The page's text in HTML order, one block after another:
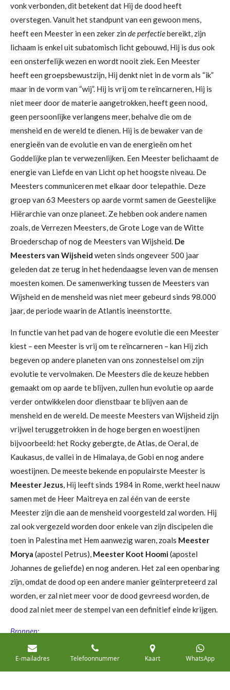
vonk verbonden, dit betekent dat Hij de dood heeft
overstegen. Vanuit het standpunt van een gewoon mens,
heeft een Meester in een zeker zin de perfectiebereikt, zijn
lichaam is enkel uit subatomisch licht gebouwd, Hij is dus ook
een onsterfelijk wezen en wordt nooit ziek. Een Meester
heeft een groepsbewustzijn, Hij denkt niet in de vorm als “ik”
maar in de vorm van “wij”. Hij is vrij om te reïncarneren, Hij is
niet meer door de materie aangetrokken, heeft geen nood,
geen persoonlijke verlangens meer, behalve die om de
mensheid en de wereld te dienen. Hij is de bewaker van de
energieën van de evolutie en van de energieën om het
Goddelijke plan te verwezenlijken. Een Meester belichaamt de
energie van Liefde en van Licht op het hoogste niveau. De
Meesters communiceren met elkaar door telepathie. Deze
groep van 63 Meesters op aarde vormt samen de Geestelijke
Hiërarchie van onze planeet. Ze hebben ook andere namen
zoals, de Verrezen Meesters, de Grote Loge van de Witte
Broederschap of nog de Meesters van Wijsheid. De
Meesters van Wijsheid weten sinds ongeveer 500 jaar
geleden dat ze terug in het hedendaagse leven van de mensen
moesten komen. De samenwerking tussen de Meesters van
Wijsheid en de mensheid was niet meer gebeurd sinds 98.000
jaar, de periode waarin de Atlantis ineenstortte.
In functie van het pad van de hogere evolutie die een Meester
kiest – een Meester is vrij om te reïncarneren – kan Hij zich
begeven op andere planeten van ons zonnestelsel om zijn
evolutie te vervolmaken. De Meesters die de keuze hebben
gemaakt om op aarde te blijven, zullen hun evolutie op aarde
verder ontwikkelen door dienstbaar te blijven aan de
mensheid en de wereld. De meeste Meesters van Wijsheid zijn
vrijwel teruggetrokken in de hoge bergen en woestijnen
bijvoorbeeld: het Rocky gebergte, de Atlas, de Oeral, de
Kaukasus, de vallei in de Himalaya, de Gobi en nog andere
woestijnen. De meeste bekende en populairste Meester is
Meester Jezus , Hij leeft sinds 1984 in Rome, werkt heel nauw
samen met de Heer Maitreya en zal één van de eerste
Meester zijn die aan de mensheid voorgesteld zal worden. Hij
zal ook vergezeld worden door enkele van zijn discipelen die
toen in Palestina met Hem aanwezig waren, zoals Meester
Morya (apostel Petrus), Meester Koot Hoomi(apostel
Johannes de geliefde) en nog anderen. Het zal een openbaring
zijn, omdat de dood op een andere manier geïnterpreteerd zal
worden, er zal niet meer voor de dood gevreesd worden, de
dood zal niet meer de stempel van een definitief einde krijgen.
Bronnen:
Benjamin Creme, Maitreya’s Missie tome II en III, De
E-mailadres Telefoonnummer Kaart WhatsApp